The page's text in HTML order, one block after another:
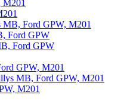
MB, Ford GPW, M201
Ford GPW
Ford GPW
GPW, M201
MB, Ford GPW, M201
M201